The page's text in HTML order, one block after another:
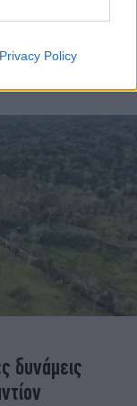
Privacy Policy
ποτέ
δυνάμεις